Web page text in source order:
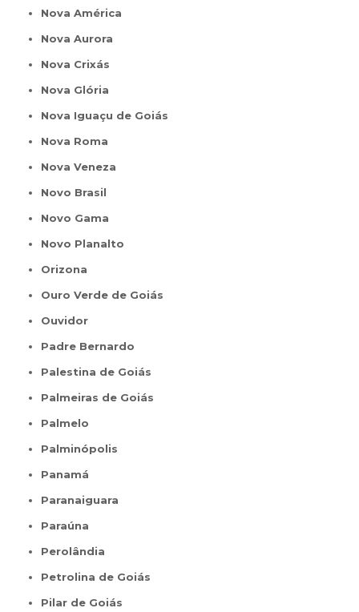
Nova América
Nova Aurora
Nova Crixás
Nova Glória
Nova Iguaçu de Goiás
Nova Roma
Nova Veneza
Novo Brasil
Novo Gama
Novo Planalto
Orizona
Ouro Verde de Goiás
Ouvidor
Padre Bernardo
Palestina de Goiás
Palmeiras de Goiás
Palmelo
Palminópolis
Panamá
Paranaiguara
Paraúna
Perolândia
Petrolina de Goiás
Pilar de Goiás